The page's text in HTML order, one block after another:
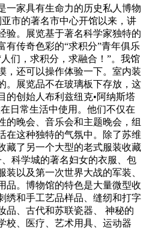
一家具有生命力的历史私人博物
市的著名市中心开馆以来，讲
验。展览基于著名科学家独特的
有传奇色彩的“求积分”青年俱乐
们，求积分，求融合！”。我馆
，还可以操作体验一下。室内装
。展览品不在玻璃板下存放，这
的创始人布利兹纽克•阿纳斯塔
日常生活中使用。他们不仅在
的晚会、音乐会和主题晚会，组
在这种独特的气氛中。除了苏维
藏了另一个大型的老式服装收藏
科学城的著名妇女的衣服、包
以及第一次世界大战的军装、
品。博物馆的特色是大量微型收
绣和手工艺品样品、缝纫和打字
品、古代和苏联瓷器、 神秘的
校、医疗、艺术用具、运动器